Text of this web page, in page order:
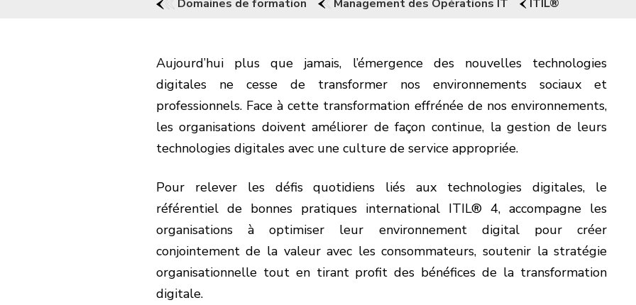
Domaines de formation Management des Opérations IT ITIL®
Aujourd’hui plus que jamais, l’émergence des nouvelles technologies
digitales ne cesse de transformer nos environnements sociaux et
professionnels. Face à cette transformation effrénée de nos environnements,
les organisations doivent améliorer de façon continue, la gestion de leurs
technologies digitales avec une culture de service appropriée.
Pour relever les défis quotidiens liés aux technologies digitales, le
référentiel de bonnes pratiques international ITIL® 4, accompagne les
organisations à optimiser leur environnement digital pour créer
conjointement de la valeur avec les consommateurs, soutenir la stratégie
organisationnelle tout en tirant profit des bénéfices de la transformation
digitale.